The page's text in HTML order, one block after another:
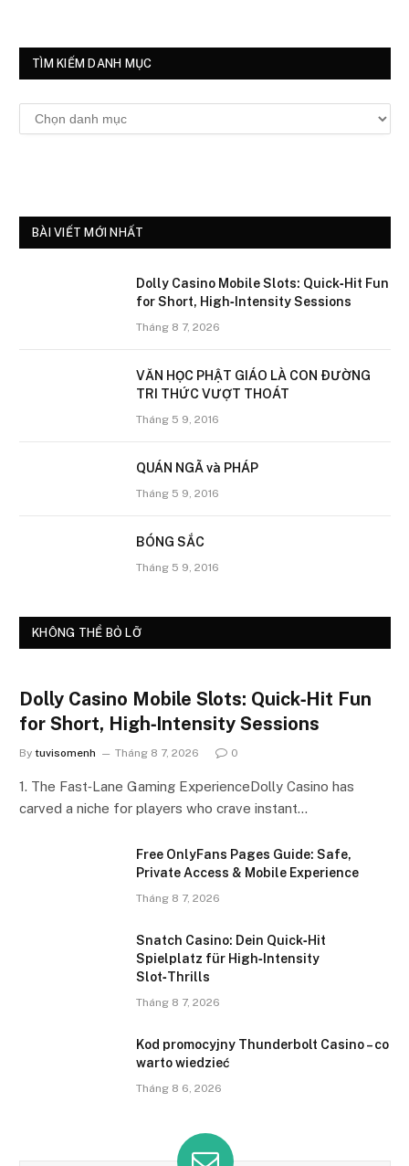
TÌM KIẾM DANH MỤC
Tìm
kiếm
BÀI VIẾT MỚI NHẤT
Dolly Casino Mobile Slots: Quick‑Hit Fun
for Short, High‑Intensity Sessions
Tháng 8 7, 2026
VĂN HỌC PHẬT GIÁO LÀ CON ÐƯỜNG
TRI THỨC VƯỢT THOÁT
Tháng 5 9, 2016
QUÁN NGÃ và PHÁP
Tháng 5 9, 2016
BÓNG SẮC
Tháng 5 9, 2016
KHÔNG THỂ BỎ LỠ
Dolly Casino Mobile Slots: Quick‑Hit Fun
for Short, High‑Intensity Sessions
By tuvisomenh Tháng 8 7, 2026 0
1. The Fast‑Lane Gaming ExperienceDolly Casino has
carved a niche for players who crave instant…
Free OnlyFans Pages Guide: Safe,
Private Access & Mobile Experience
Tháng 8 7, 2026
Snatch Casino: Dein Quick‑Hit
Spielplatz für High‑Intensity
Slot‑Thrills
Tháng 8 7, 2026
Kod promocyjny Thunderbolt Casino – co
warto wiedzieć
Tháng 8 6, 2026